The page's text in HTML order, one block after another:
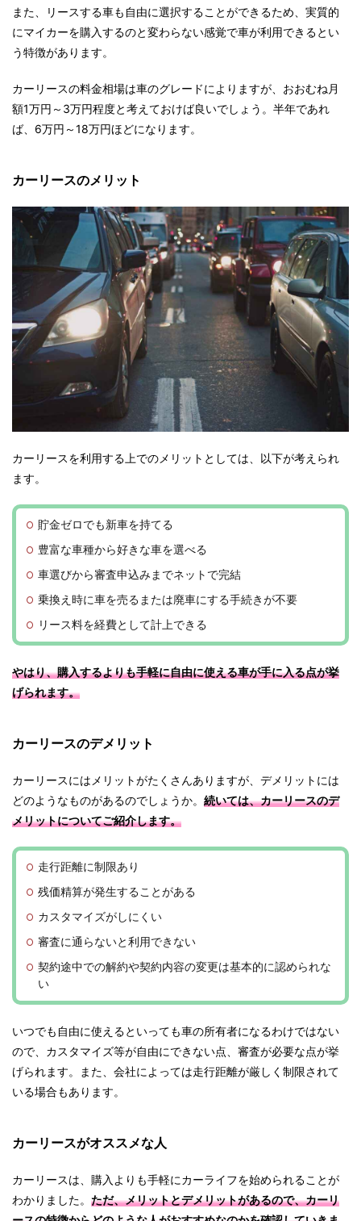
また、リースする車も自由に選択することができるため、実質的
にマイカーを購入するのと変わらない感覚で車が利用できるとい
う特徴があります。
カーリースの料金相場は車のグレードによりますが、おおむね月
額1万円～3万円程度と考えておけば良いでしょう。半年であれ
ば、6万円～18万円ほどになります。
カーリースのメリット
カーリースを利用する上でのメリットとしては、以下が考えられ
ます。
貯金ゼロでも新車を持てる
豊富な車種から好きな車を選べる
車選びから審査申込みまでネットで完結
乗換え時に車を売るまたは廃車にする手続きが不要
リース料を経費として計上できる
やはり、購入するよりも手軽に自由に使える車が手に入る点が挙
げられます。
カーリースのデメリット
カーリースにはメリットがたくさんありますが、デメリットには
どのようなものがあるのでしょうか。 続いては、カーリースのデ
メリットについてご紹介します。
走行距離に制限あり
残価精算が発生することがある
カスタマイズがしにくい
審査に通らないと利用できない
契約途中での解約や契約内容の変更は基本的に認められな
い
いつでも自由に使えるといっても車の所有者になるわけではない
ので、カスタマイズ等が自由にできない点、審査が必要な点が挙
げられます。また、会社によっては走行距離が厳しく制限されて
いる場合もあります。
カーリースがオススメな人
カーリースは、購入よりも手軽にカーライフを始められることが
わかりました。 ただ、メリットとデメリットがあるので、カーリ